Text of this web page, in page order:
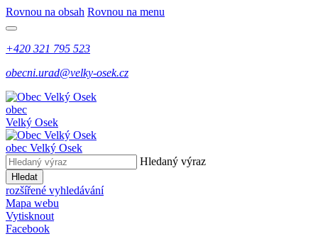
Rovnou na obsah Rovnou na menu
+420 321 795 523
obecni.urad@velky-osek.cz
obec
Velký Osek
obec Velký Osek
Hledaný výraz
Hledat
rozšířené vyhledávání
Mapa webu
Vytisknout
Facebook